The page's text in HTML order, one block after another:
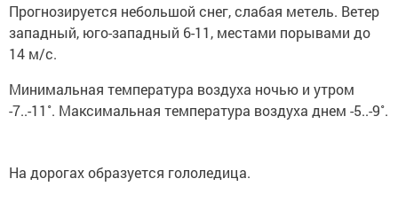
Прогнозируется небольшой снег, слабая метель. Ветер
западный, юго-западный 6-11, местами порывами до
14 м/с.
Минимальная температура воздуха ночью и утром
-7..-11˚. Максимальная температура воздуха днем -5..-9˚.
На дорогах образуется гололедица.